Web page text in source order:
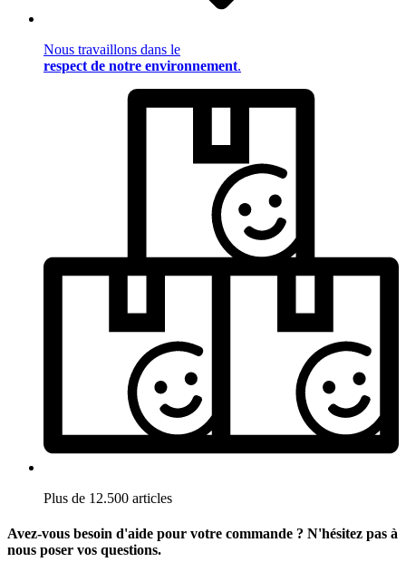
Nous travaillons dans le
respect de notre environnement.
Plus de 12.500 articles
Avez-vous besoin d'aide pour votre commande ? N'hésitez pas à
nous poser vos questions.